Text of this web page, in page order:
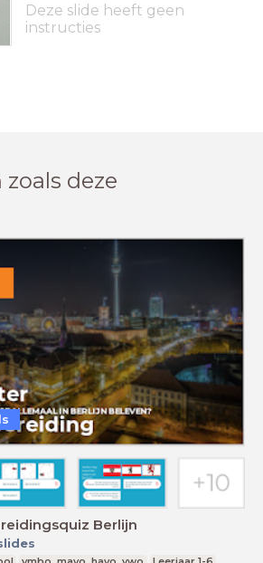
Deze slide heeft geen
instructies
zoals deze
Berlijn